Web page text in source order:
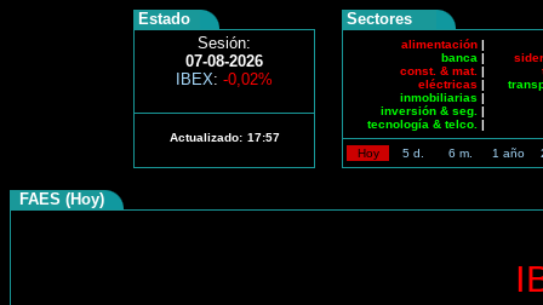
Estado
Sesión:
07-08-2026
IBEX: -0,02%
Actualizado: 17:57
Sectores
alimentación |
banca |
const. & mat. |
eléctricas |
inmobiliarias |
inversión & seg. |
tecnología & telco. |
Hoy 5 d. 6 m. 1 año
FAES (Hoy)